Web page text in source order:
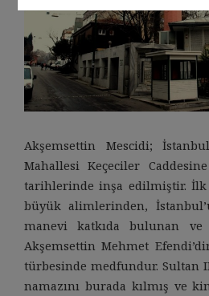
Akşemsettin Mescidi;
Mahallesi Keçeciler
tarihlerinde inşa edilmiştir.
büyük alimlerinden,
manevi katkıda bulunan ve
Akşemsettin Mehmet
türbesinde medfundur. Sultan
namazını burada kılmış ve